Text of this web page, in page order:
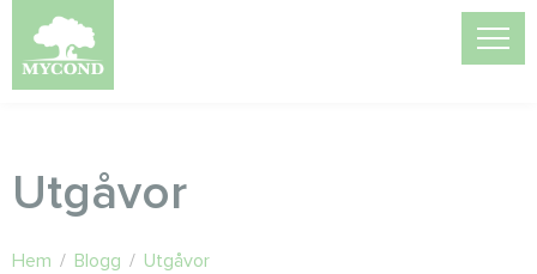
Utgåvor
Hem / Blogg / Utgåvor